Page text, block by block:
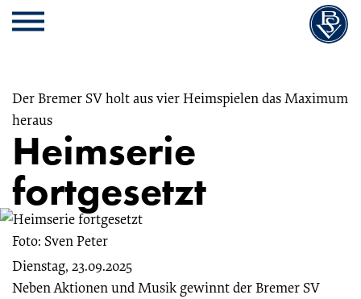
Cookie
Einstellungen
Zum
Inhalt
springen
Cookie
Einstellungen
Kopfbereich
MENU
Heimserie
fortgesetzt
Der Bremer SV holt aus vier Heimspielen das Maximum
heraus
Foto: Sven Peter
Dienstag, 23.09.2025
Neben Aktionen und Musik gewinnt der Bremer SV